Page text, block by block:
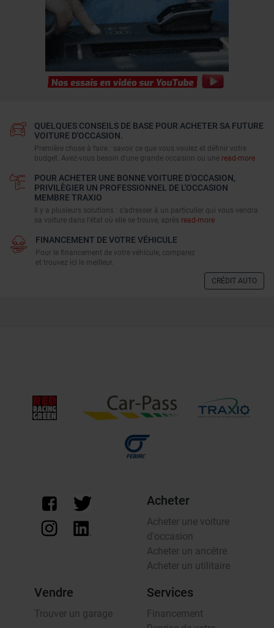
QUELQUES CONSEILS DE BASE POUR ACHETER SA FUTURE
VOITURE D'OCCASION.
Première chose à faire : savoir ce que vous voulez et définir votre
budget. Avez-vous besoin d'une grande occasion ou une read-more
POUR ACHETER UNE BONNE VOITURE D'OCCASION,
PRIVILÈGIER UN PROFESSIONNEL DE L'OCCASION
MEMBRE TRAXIO
Il y a plusieurs solutions : s’adresser à un particulier qui vous vendra
sa voiture dans l’état où elle se trouve, après read-more
FINANCEMENT DE VOTRE VÉHICULE
Pour le financement de votre véhicule, comparez
et trouvez ici le meilleur.
CRÉDIT AUTO
Acheter
Acheter une voiture
d'occasion
Acheter un ancêtre
Acheter un utilitaire
Vendre
Trouver un garage
Services
Financement